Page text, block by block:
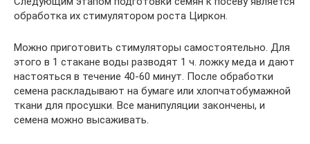
обработка их стимулятором роста Циркон.
Можно приготовить стимуляторы самостоятельно. Для
этого в 1 стакане воды разводят 1 ч. ложку меда и дают
настояться в течение 40-60 минут. После обработки
семена раскладывают на бумаге или хлопчатобумажной
ткани для просушки. Все манипуляции закончены, и
семена можно высаживать.